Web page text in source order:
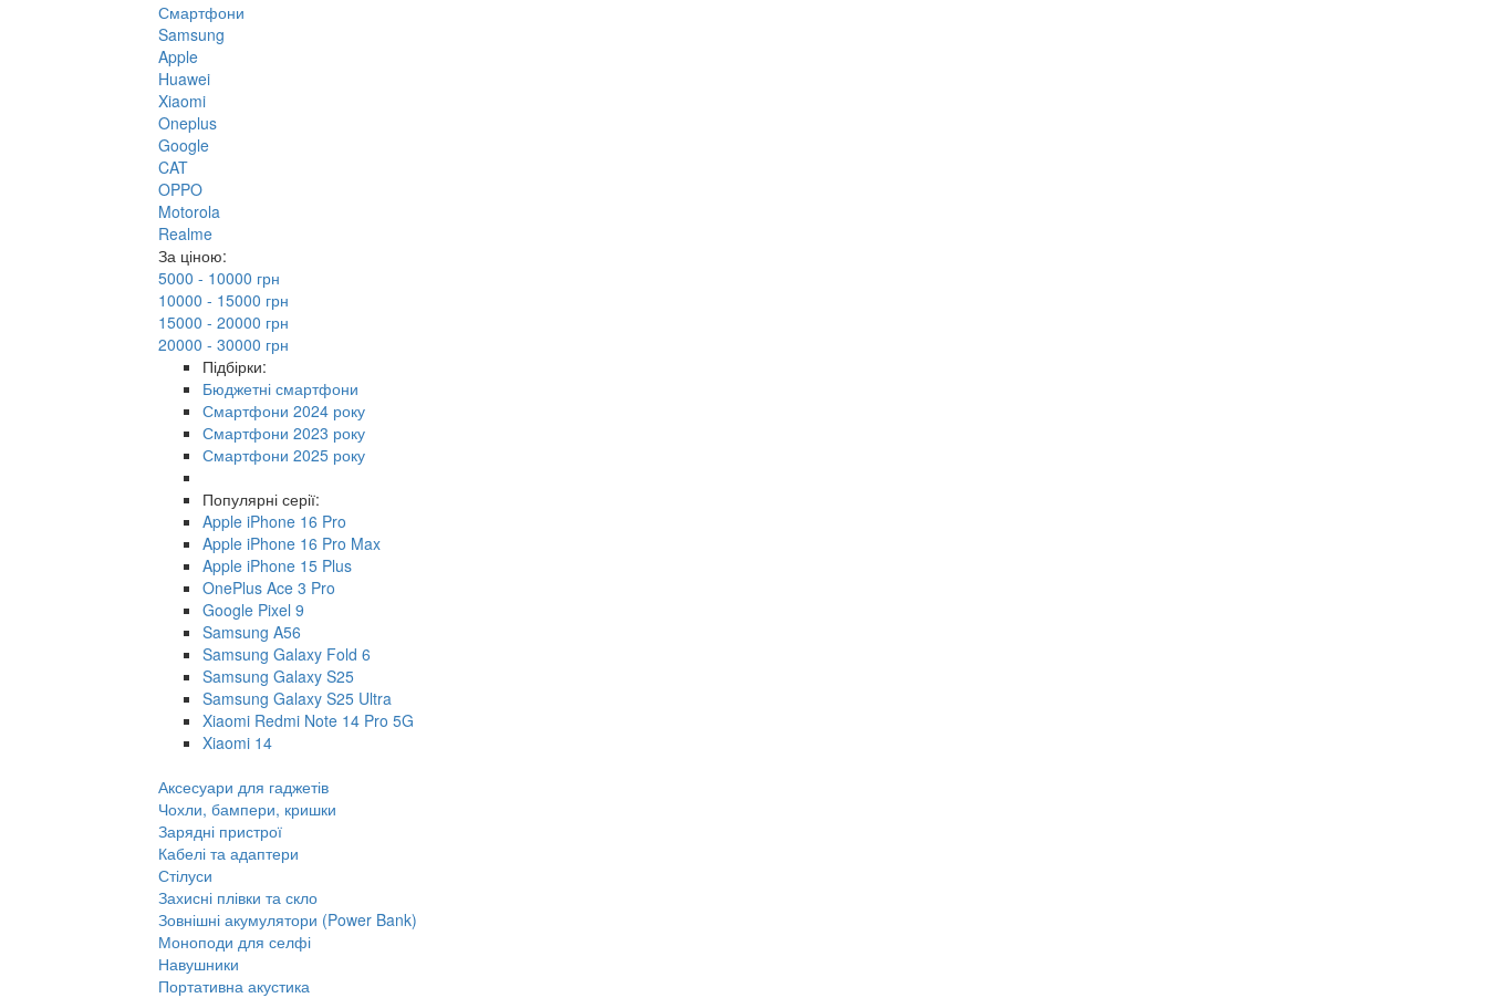
Смартфони
Samsung
Apple
Huawei
Xiaomi
Oneplus
Google
CAT
OPPO
Motorola
Realme
За ціною:
5000 - 10000 грн
10000 - 15000 грн
15000 - 20000 грн
20000 - 30000 грн
Підбірки:
Бюджетні смартфони
Смартфони 2024 року
Смартфони 2023 року
Смартфони 2025 року
Популярні серії:
Apple iPhone 16 Pro
Apple iPhone 16 Pro Max
Apple iPhone 15 Plus
OnePlus Ace 3 Pro
Google Pixel 9
Samsung A56
Samsung Galaxy Fold 6
Samsung Galaxy S25
Samsung Galaxy S25 Ultra
Xiaomi Redmi Note 14 Pro 5G
Xiaomi 14
Аксесуари для гаджетів
Чохли, бампери, кришки
Зарядні пристрої
Кабелі та адаптери
Стілуси
Захисні плівки та скло
Зовнішні акумулятори (Power Bank)
Моноподи для селфі
Навушники
Портативна акустика